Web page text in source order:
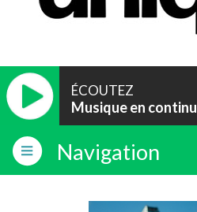
ÉCOUTEZ
Musique en continu
Navigation